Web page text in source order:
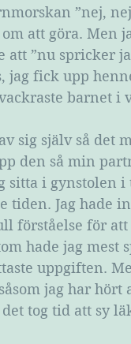
”nej,
att göra. Men
att ”nu spricker
jag fick upp
barnet
sig själv så det
den så min
sitta i gynstolen
tiden. Jag hade
förståelse för
hade jag
uppgiften.
jag har
tog tid att sy